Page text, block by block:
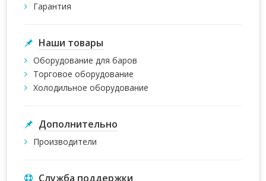
Гарантия
Наши товары
Оборудование для баров
Торговое оборудование
Холодильное оборудование
Дополнительно
Производители
Служба поддержки